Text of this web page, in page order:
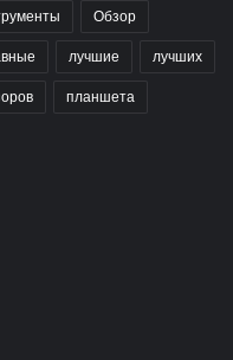
Обзор
лучшие лучших
планшета